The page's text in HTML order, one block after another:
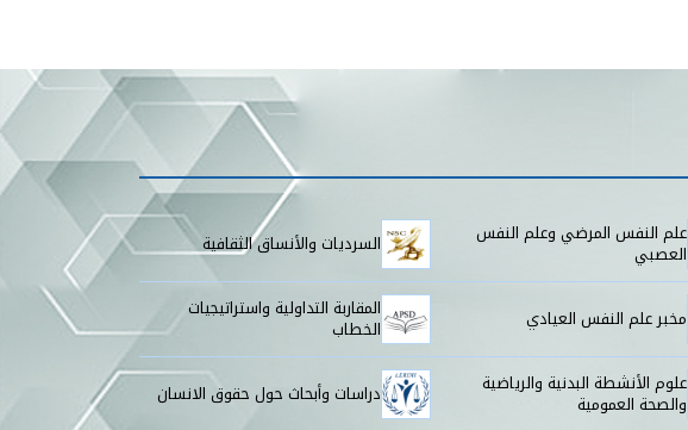
علم النفس المرضي وعلم النفس
العصبي السرديات والأنساق الثقافية
مخبر علم النفس العيادي المقاربة التداولية واستراتيجيات
الخطاب
علوم الأنشطة البدنية والرياضية
والصحة العمومية دراسات وأبحاث حول حقوق الانسان